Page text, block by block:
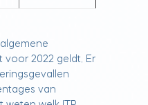
voor 2022 geldt. Er
van